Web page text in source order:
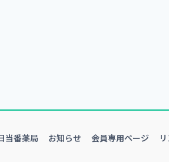
当番薬局 お知らせ 会員専用ページ